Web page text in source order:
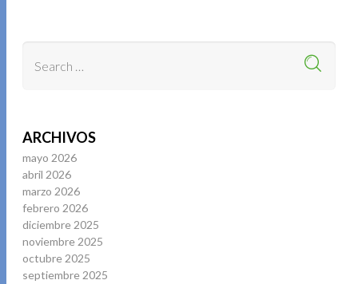
ARCHIVOS
mayo 2026
abril 2026
marzo 2026
febrero 2026
diciembre 2025
noviembre 2025
octubre 2025
septiembre 2025